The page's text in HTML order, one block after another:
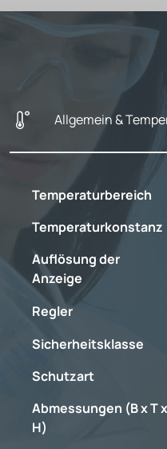
Allgemein &
Temperaturbereich
Temperaturkonstanz
Auflösung der
Anzeige
Regler
Sicherheitsklasse
Schutzart
Abmessungen (B x T x
H)